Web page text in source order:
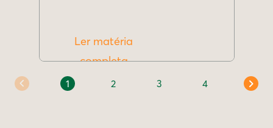
Ler matéria
completa
1 2 3 4